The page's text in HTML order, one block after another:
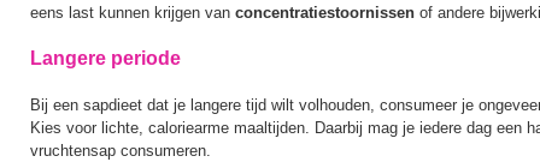
eens last kunnen krijgen van concentratiestoornissen of andere
Langere periode
Bij een sapdieet dat je langere tijd wilt volhouden, consumeer je
Kies voor lichte, caloriearme maaltijden. Daarbij mag je iedere dag een
vruchtensap consumeren.